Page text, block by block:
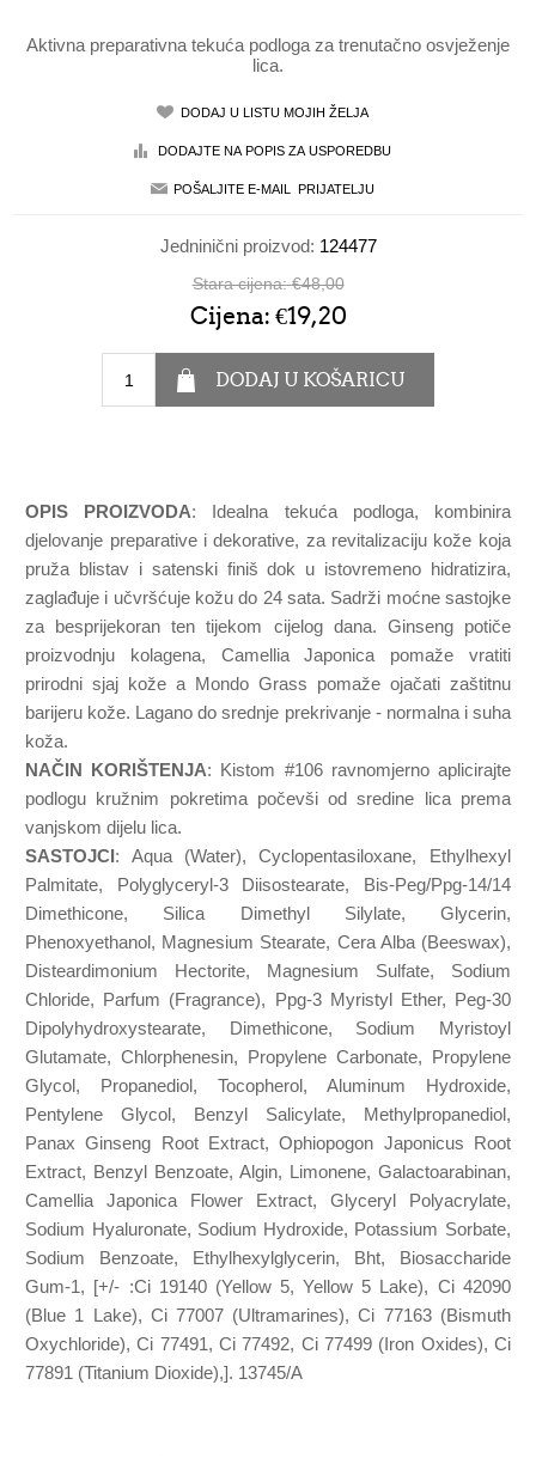
Aktivna preparativna tekuća podloga za trenutačno osvježenje
lica.
Jedninični proizvod: 124477
Stara cijena: €48,00
Cijena: €19,20
OPIS PROIZVODA: Idealna tekuća podloga, kombinira
djelovanje preparative i dekorative, za revitalizaciju kože koja
pruža blistav i satenski finiš dok u istovremeno hidratizira,
zaglađuje i učvršćuje kožu do 24 sata. Sadrži moćne sastojke
za besprijekoran ten tijekom cijelog dana. Ginseng potiče
proizvodnju kolagena, Camellia Japonica pomaže vratiti
prirodni sjaj kože a Mondo Grass pomaže ojačati zaštitnu
barijeru kože. Lagano do srednje prekrivanje - normalna i suha
koža.
NAČIN KORIŠTENJA: Kistom #106 ravnomjerno aplicirajte
podlogu kružnim pokretima počevši od sredine lica prema
vanjskom dijelu lica.
SASTOJCI : Aqua (Water), Cyclopentasiloxane, Ethylhexyl
Palmitate, Polyglyceryl-3 Diisostearate, Bis-Peg/Ppg-14/14
Dimethicone, Silica Dimethyl Silylate, Glycerin,
Phenoxyethanol, Magnesium Stearate, Cera Alba (Beeswax),
Disteardimonium Hectorite, Magnesium Sulfate, Sodium
Chloride, Parfum (Fragrance), Ppg-3 Myristyl Ether, Peg-30
Dipolyhydroxystearate, Dimethicone, Sodium Myristoyl
Glutamate, Chlorphenesin, Propylene Carbonate, Propylene
Glycol, Propanediol, Tocopherol, Aluminum Hydroxide,
Pentylene Glycol, Benzyl Salicylate, Methylpropanediol,
Panax Ginseng Root Extract, Ophiopogon Japonicus Root
Extract, Benzyl Benzoate, Algin, Limonene, Galactoarabinan,
Camellia Japonica Flower Extract, Glyceryl Polyacrylate,
Sodium Hyaluronate, Sodium Hydroxide, Potassium Sorbate,
Sodium Benzoate, Ethylhexylglycerin, Bht, Biosaccharide
Gum-1, [+/- :Ci 19140 (Yellow 5, Yellow 5 Lake), Ci 42090
(Blue 1 Lake), Ci 77007 (Ultramarines), Ci 77163 (Bismuth
Oxychloride), Ci 77491, Ci 77492, Ci 77499 (Iron Oxides), Ci
77891 (Titanium Dioxide),]. 13745/A